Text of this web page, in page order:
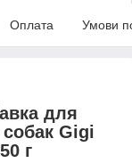
Оплата Умови
для
Gigi
г